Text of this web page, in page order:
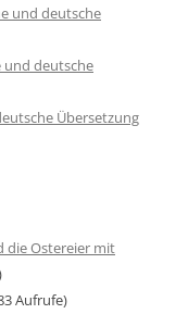
und deutsche
und deutsche
Übersetzung
die Ostereier mit
Aufrufe)